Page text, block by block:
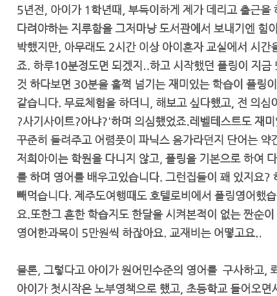
5년전, 아이가 1학년때, 부득이하게 제가 데리고 출근을
다려야하는 지루함을 그저마냥 도서관에서 보내기엔 힘
박했지만, 아무래도 2시간 이상 아이혼자 교실에서 시
죠. 하루10분정도면 되겠지..하고 시작했던 플링이 지
것 하다보면 30분을 훌쩍 넘기는 재미있는 학습이 플링
같습니다. 무료체험을 하더니, 해보고 싶다했고, 전 의
?사기사이트?아냐?'하며 의심했었죠.레벨테스트도 재
꾸준히 들려주고 어렴풋이 파닉스 음가라던지 단어는
저희아이는 학원을 다니지 않고, 플링을 기본으로 하여
를 하며 영어를 배우고있습니다. 그런집들이 꽤 있지요
빼먹습니다. 제주도여행때도 호텔로비에서 플링영어했
요.또한그 흔한 학습지도 한달을 시켜본적이 없는 짠순
영어한과목이 5만원씩 하잖아요. 교재비는 어떻고요..
물론, 그렇다고 아이가 원어민수준의 영어를 구사하고,
아이가 첫시작은 노부영책으로 했고, 초등학교 들어오